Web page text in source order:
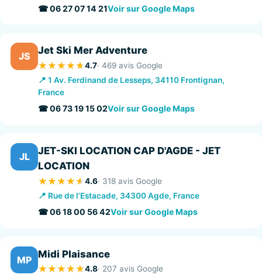
☎ 06 27 07 14 21Voir sur Google Maps
JS Jet Ski Mer Adventure
4.7· 469 avis Google
📍 1 Av. Ferdinand de Lesseps, 34110 Frontignan,
France
☎ 06 73 19 15 02Voir sur Google Maps
JL
JET-SKI LOCATION CAP D'AGDE - JET
LOCATION
4.6· 318 avis Google
📍 Rue de l'Estacade, 34300 Agde, France
☎ 06 18 00 56 42Voir sur Google Maps
MP Midi Plaisance
4.8· 207 avis Google